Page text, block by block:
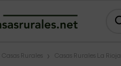
Casas Rurales Casas Rurales La Rioja